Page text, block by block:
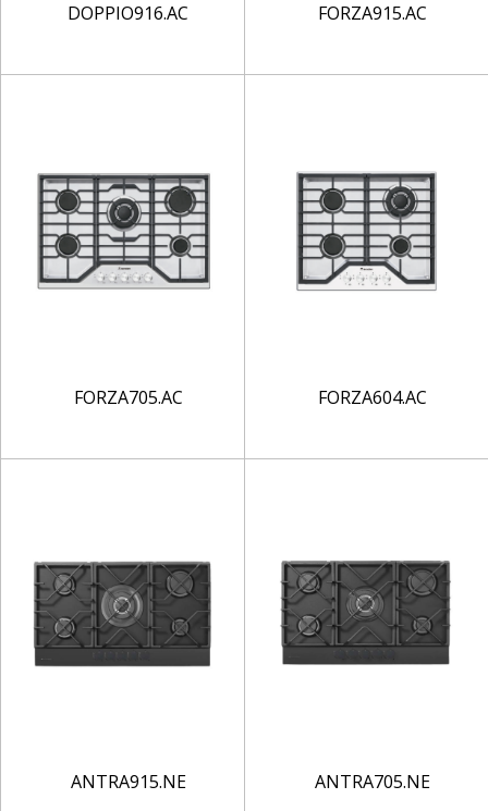
DOPPIO916.AC FORZA915.AC
FORZA705.AC FORZA604.AC
ANTRA915.NE ANTRA705.NE